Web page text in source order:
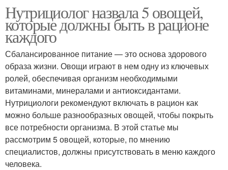
Нутрициолог назвала 5 овощей,
которые должны быть в рационе
каждого
Сбалансированное питание — это основа здорового
образа жизни. Овощи играют в нем одну из ключевых
ролей, обеспечивая организм необходимыми
витаминами, минералами и антиоксидантами.
Нутрициологи рекомендуют включать в рацион как
можно больше разнообразных овощей, чтобы покрыть
все потребности организма. В этой статье мы
рассмотрим 5 овощей, которые, по мнению
специалистов, должны присутствовать в меню каждого
человека.